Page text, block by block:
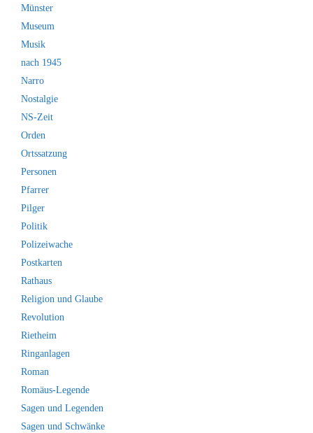
Münster
Museum
Musik
nach 1945
Narro
Nostalgie
NS-Zeit
Orden
Ortssatzung
Personen
Pfarrer
Pilger
Politik
Polizeiwache
Postkarten
Rathaus
Religion und Glaube
Revolution
Rietheim
Ringanlagen
Roman
Romäus-Legende
Sagen und Legenden
Sagen und Schwänke